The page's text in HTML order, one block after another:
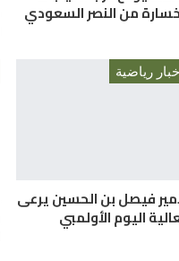
من النصر السعودي
رياضية
فيصل بن الحسين يرعى
اليوم الأولمبي